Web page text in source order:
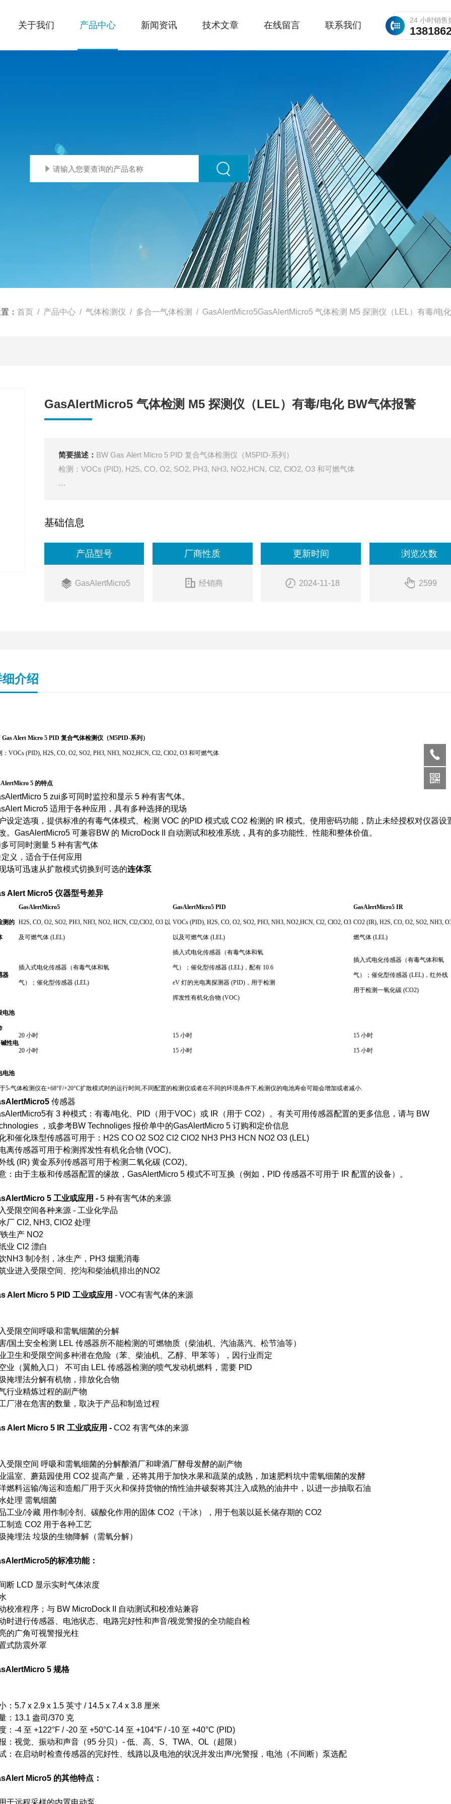
24 小时销售
关于我们 产品中心 新闻资讯 技术文章 在线留言 联系我们
： 首页 / 产品中心 / 气体检测仪 / 多合一气体检测 / GasAlertMicro5GasAlertMicro5 气体检测 M5 探测仪（LEL）有毒/电化 BW气
GasAlertMicro5 气体检测 M5 探测仪（LEL）有毒/电化 BW气体报警
简要描述： BW Gas Alert Micro 5 PID 复合气体检测仪（M5PID-系列）
检测：VOCs (PID), H2S, CO, O2, SO2, PH3, NH3, NO2,HCN, Cl2, ClO2, O3 和可燃气体
GasAlert Micro5 适用于各种应用，具
基础信息
产品型号
GasAlertMicro5
厂商性质
经销商
更新时间
2024-11-18
浏览次数
2599
介绍
Gas Alert Micro 5 PID 复合气体检测仪（M5PID-系列）
：VOCs (PID), H2S, CO, O2, SO2, PH3, NH3, NO2,HCN, Cl2, ClO2, O3 和可燃气体
5 的特点
5 zui多可同时监控和显示 5 种有害气体。
Micro5 适用于各种应用，具有多种选择的现场
设定选项，提供标准的有毒气体模式、检测 VOC 的PID 模式或 CO2 检测的 IR 模式。使用密码功能，防止未经授权对仪器设
。GasAlertMicro5 可兼容BW 的 MicroDock II 自动测试和校准系统，具有的多功能性、性能和整体价值。
可同时测量 5 种有害气体
义，适合于任何应用
场可迅速从扩散模式切换到可选的连体泵
Alert Micro5 仪器型号差异
GasAlertMicro5 GasAlertMicro5 PID GasAlertMicro5 IR
测的 H2S, CO, O2, SO2, PH3, NH3, NO2, HCN, Cl2,ClO2, O3 以
及可燃气体 (LEL)
VOCs (PID), H2S, CO, O2, SO2, PH3, NH3, NO2,HCN, Cl2, ClO2, O3
以及可燃气体 (LEL)
CO2 (IR), H2S, CO, O2, SO2, NH3,
燃气体 (LEL)
器
插入式电化传感器（有毒气体和氧
气）；催化型传感器 (LEL)
插入式电化传感器（有毒气体和氧
气）；催化型传感器 (LEL)，配有 10.6
eV 灯的光电离探测器 (PID)，用于检测
挥发性有机化合物 (VOC)
插入式电化传感器（有毒气体和氧
气）；催化型传感器 (LEL)，红外线
用于检测一氧化碳 (CO2)
电池
性电
电池
20 小时
20 小时
15 小时
15 小时
15 小时
15 小时
5-气体检测仪在+68°F/+20°C扩散模式时的运行时间,不同配置的检测仪或者在不同的环境条件下,检测仪的电池寿命可能会增加或者减小.
传感器
有 3 种模式：有毒/电化、PID（用于VOC）或 IR（用于 CO2）。有关可用传感器配置的更多信息，请与 BW
，或参考BW Technoliges 报价单中的GasAlertMicro 5 订购和定价信息
和催化珠型传感器可用于：H2S CO O2 SO2 Cl2 ClO2 NH3 PH3 HCN NO2 O3 (LEL)
离传感器可用于检测挥发性有机化合物 (VOC)。
线 (IR) 黄金系列传感器可用于检测二氧化碳 (CO2)。
：由于主板和传感器配置的缘故，GasAlertMicro 5 模式不可互换（例如，PID 传感器不可用于 IR 配置的设备）。
5 工业或应用 - 5 种有害气体的来源
受限空间各种来源 - 工业化学品
厂 Cl2, NH3, ClO2 处理
生产 NO2
业 Cl2 漂白
NH3 制冷剂，冰生产，PH3 烟熏消毒
业进入受限空间、挖沟和柴油机排出的NO2
Alert Micro 5 PID 工业或应用 - VOC有害气体的来源
受限空间呼吸和需氧细菌的分解
/国土安全检测 LEL 传感器所不能检测的可燃物质（柴油机、汽油蒸汽、松节油等）
卫生和受限空间多种潜在危险（苯、柴油机、乙醇、甲苯等），因行业而定
业（翼舱入口） 不可由 LEL 传感器检测的喷气发动机燃料，需要 PID
掩埋法分解有机物，排放化合物
行业精炼过程的副产物
厂潜在危害的数量，取决于产品和制造过程
Alert Micro 5 IR 工业或应用 - CO2 有害气体的来源
受限空间 呼吸和需氧细菌的分解酿酒厂和啤酒厂酵母发酵的副产物
温室、蘑菇园使用 CO2 提高产量，还将其用于加快水果和蔬菜的成熟，加速肥料坑中需氧细菌的发酵
燃料运输/海运和造船厂用于灭火和保持货物的惰性油井破裂将其注入成熟的油井中，以进一步抽取石油
处理 需氧细菌
工业/冷藏 用作制冷剂、碳酸化作用的固体 CO2（干冰），用于包装以延长储存期的 CO2
制造 CO2 用于各种工艺
掩埋法 垃圾的生物降解（需氧分解）
的标准功能：
断 LCD 显示实时气体浓度
校准程序；与 BW MicroDock II 自动测试和校准站兼容
时进行传感器、电池状态、电路完好性和声音/视觉警报的全功能自检
的广角可视警报光柱
式防震外罩
5 规格
：5.7 x 2.9 x 1.5 英寸 / 14.5 x 7.4 x 3.8 厘米
：13.1 盎司/370 克
：-4 至 +122°F / -20 至 +50°C-14 至 +104°F / -10 至 +40°C (PID)
：视觉、振动和声音（95 分贝）- 低、高、S、TWA、OL（超限）
：在启动时检查传感器的完好性、线路以及电池的状况并发出声/光警报，电池（不间断）泵选配
Micro5 的其他特点：
于远程采样的内置电动泵